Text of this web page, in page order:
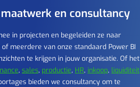
en consultancy
in projecten en begeleiden ze naar
of meerdere van onze standaard Power BI
te krijgen in jouw organisatie. Of het
, sales, productie, HR, inkoop, liquiditeit
bieden we consultancy om te